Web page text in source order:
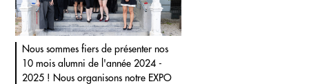
Nous sommes fiers de présenter nos
10 mois alumni de l'année 2024 -
2025 ! Nous organisons notre EXPO